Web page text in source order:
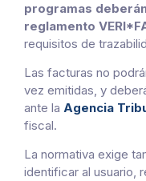
programas
reglamento
requisitos de
Las facturas no
vez emitidas, y
ante la Agencia
fiscal.
La normativa exige
identificar al usuario,